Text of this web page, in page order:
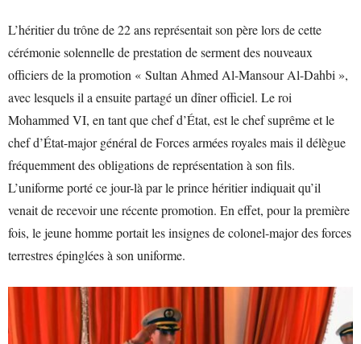
L’héritier du trône de 22 ans représentait son père lors de cette
cérémonie solennelle de prestation de serment des nouveaux
officiers de la promotion « Sultan Ahmed Al-Mansour Al-Dahbi »,
avec lesquels il a ensuite partagé un dîner officiel. Le roi
Mohammed VI, en tant que chef d’État, est le chef suprême et le
chef d’État-major général de Forces armées royales mais il délègue
fréquemment des obligations de représentation à son fils.
L’uniforme porté ce jour-là par le prince héritier indiquait qu’il
venait de recevoir une récente promotion. En effet, pour la première
fois, le jeune homme portait les insignes de colonel-major des forces
terrestres épinglées à son uniforme.